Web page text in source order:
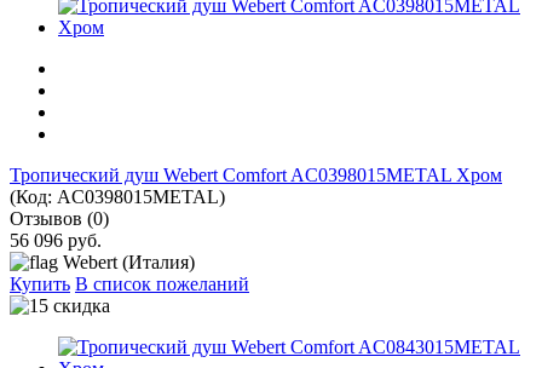
Тропический душ Webert Comfort AC0398015METAL Хром
(Код: AC0398015METAL)
Отзывов (0)
56 096 руб.
Webert (Италия)
Купить В список пожеланий